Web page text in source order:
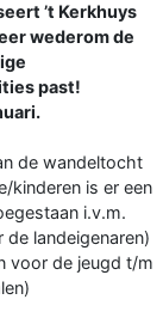
’t Kerkhuys
wederom de
past!
de wandeltocht
kinderen is er een
i.v.m.
landeigenaren)
voor de jeugd t/m